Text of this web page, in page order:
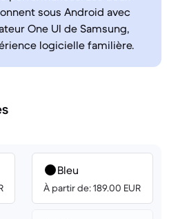
sous Android avec
One UI de Samsung,
logicielle familière.
Bleu
À partir de: 189.00 EUR